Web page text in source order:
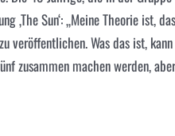
‚The Sun‘: „Meine Theorie ist,
veröffentlichen. Was das ist, kann
zusammen machen werden, aber